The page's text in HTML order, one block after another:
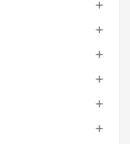





